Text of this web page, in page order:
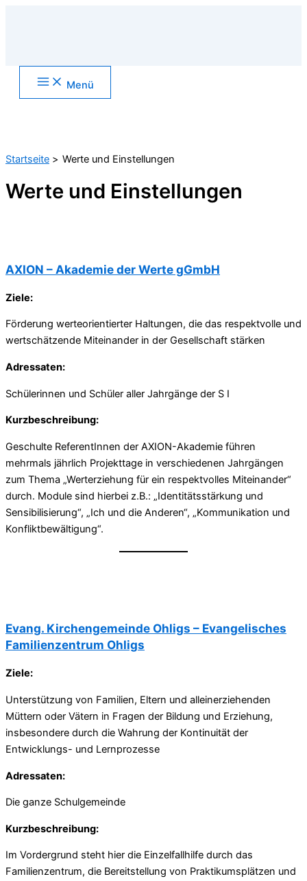
Main
Menu Menü
Startseite Werte und Einstellungen
Werte und Einstellungen
AXION – Akademie der Werte gGmbH
Ziele:
Förderung werteorientierter Haltungen, die das respektvolle und
wertschätzende Miteinander in der Gesellschaft stärken
Adressaten:
Schülerinnen und Schüler aller Jahrgänge der S I
Kurzbeschreibung:
Geschulte ReferentInnen der AXION-Akademie führen
mehrmals jährlich Projekttage in verschiedenen Jahrgängen
zum Thema „Werterziehung für ein respektvolles Miteinander“
durch. Module sind hierbei z.B.: „Identitätsstärkung und
Sensibilisierung“, „Ich und die Anderen“, „Kommunikation und
Konfliktbewältigung“.
Evang. Kirchengemeinde Ohligs – Evangelisches
Familienzentrum Ohligs
Ziele:
Unterstützung von Familien, Eltern und alleinerziehenden
Müttern oder Vätern in Fragen der Bildung und Erziehung,
insbesondere durch die Wahrung der Kontinuität der
Entwicklungs- und Lernprozesse
Adressaten:
Die ganze Schulgemeinde
Kurzbeschreibung:
Im Vordergrund steht hier die Einzelfallhilfe durch das
Familienzentrum, die Bereitstellung von Praktikumsplätzen und